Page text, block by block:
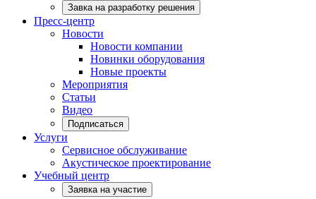
Завка на разработку решения
Пресс-центр
Новости
Новости компании
Новинки оборудования
Новые проекты
Мероприятия
Статьи
Видео
Подписаться
Услуги
Сервисное обслуживание
Акустическое проектирование
Учебный центр
Заявка на участие